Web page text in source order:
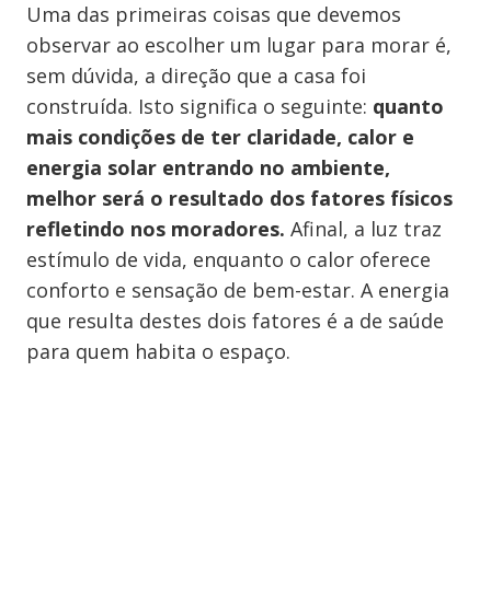
Uma das primeiras coisas que devemos
observar ao escolher um lugar para morar é,
sem dúvida, a direção que a casa foi
construída. Isto significa o seguinte: quanto
mais condições de ter claridade, calor e
energia solar entrando no ambiente,
melhor será o resultado dos fatores físicos
refletindo nos moradores. Afinal, a luz traz
estímulo de vida, enquanto o calor oferece
conforto e sensação de bem-estar. A energia
que resulta destes dois fatores é a de saúde
para quem habita o espaço.